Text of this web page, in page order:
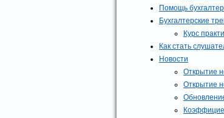
Помощь
Бухгалтерские
Курс
Как стать
Новости
Открытие
Открытие